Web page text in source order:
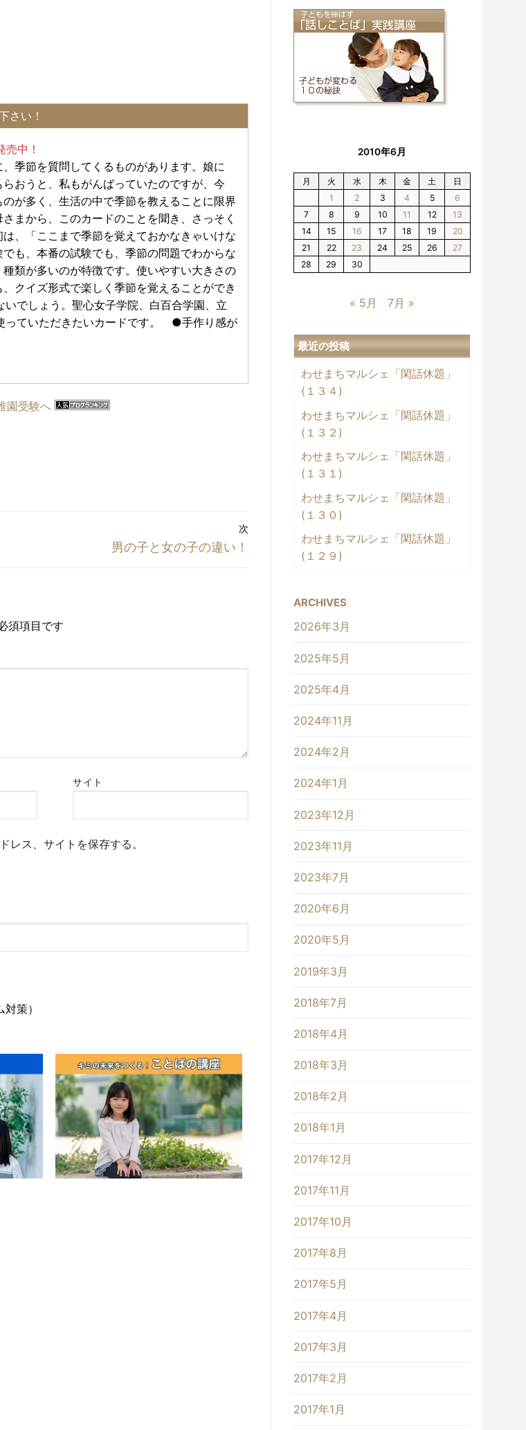
さい！
売中！
季節を質問してくるものがあります。娘に
おうと、私もがんばっていたのですが、今
が多く、生活の中で季節を教えることに限界
まから、このカードのことを聞き、さっそく
、「ここまで季節を覚えておかなきゃいけな
も、本番の試験でも、季節の問題でわからな
類が多いのが特徴です。使いやすい大きさの
クイズ形式で楽しく季節を覚えることができ
でしょう。聖心女子学院、白百合学園、立
っていただきたいカードです。 ●手作り感が
次
次
男の子と女の子の違い！
須項目です
サイト
レス、サイトを保存する。
策）
2010年6月
月 火 水 木 金 土
日
1
2 3 4 5
6
7
8 9 10 11 12
13
14
15 16 17 18 19
20
21
22 23 24 25 26
27
28
29 30
« 5月 7月 »
最近の投稿
わせまちマルシェ「閑話休題」
(１３４)
わせまちマルシェ「閑話休題」
(１３２)
わせまちマルシェ「閑話休題」
(１３１)
わせまちマルシェ「閑話休題」
(１３０)
わせまちマルシェ「閑話休題」
(１２９)
ARCHIVES
2026年3月
2025年5月
2025年4月
2024年11月
2024年2月
2024年1月
2023年12月
2023年11月
2023年7月
2020年6月
2020年5月
2019年3月
2018年7月
2018年4月
2018年3月
2018年2月
2018年1月
2017年12月
2017年11月
2017年10月
2017年8月
2017年5月
2017年4月
2017年3月
2017年2月
2017年1月